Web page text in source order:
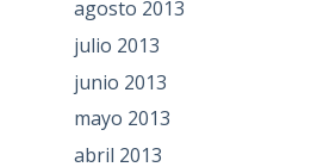
agosto 2013
julio 2013
junio 2013
mayo 2013
abril 2013